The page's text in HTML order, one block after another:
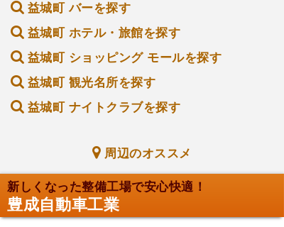
益城町 バーを探す
益城町 ホテル・旅館を探す
益城町 ショッピング モールを探す
益城町 観光名所を探す
益城町 ナイトクラブを探す
周辺のオススメ
新しくなった整備工場で安心快適！
豊成自動車工業